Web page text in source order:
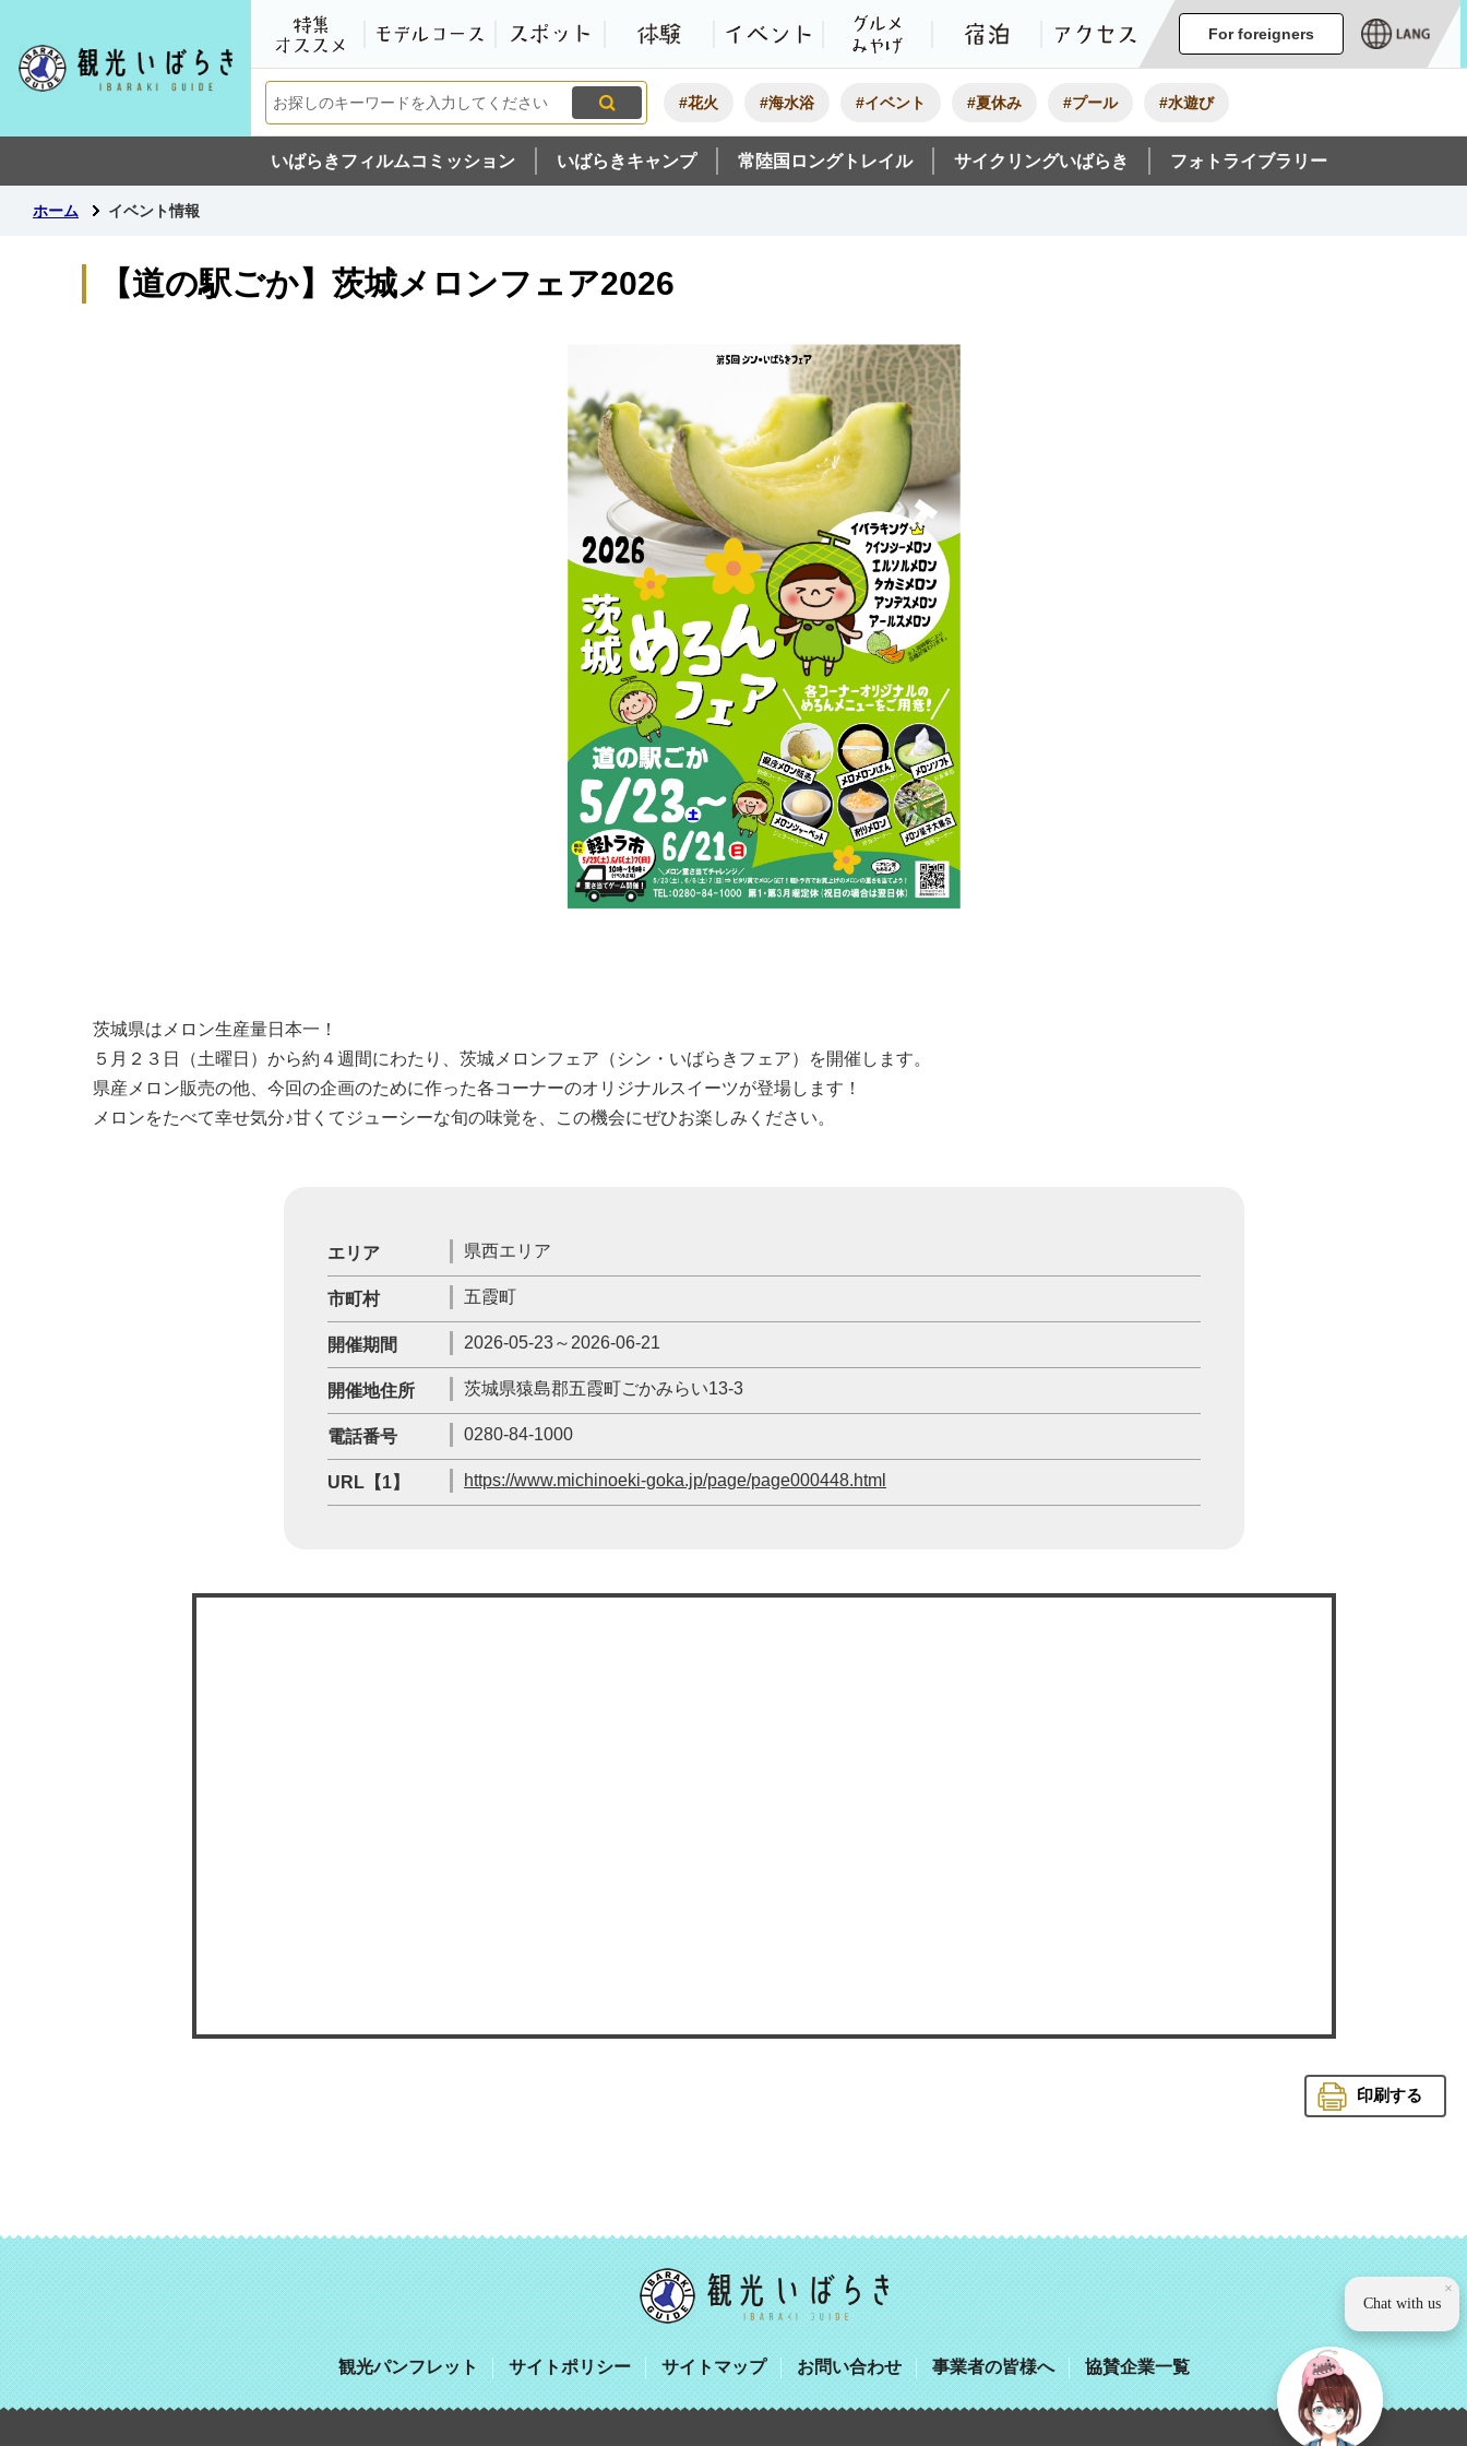
観光いばらき公式ホームページ
特集・オススメ
モデルコーススポット 体験 イベント グルメ・みやげ宿泊 アクセス
For foreigners
#花火 #海水浴 #イベント #夏休み #プール #水遊び
いばらきフィルムコミッション いばらきキャンプ 常陸国ロングトレイル サイクリングいばらき フォトライブラリー
ホーム イベント情報
【道の駅ごか】茨城メロンフェア2026
茨城県はメロン生産量日本一！
５月２３日（土曜日）から約４週間にわたり、茨城メロンフェア（シン・いばらきフェア）を開催します。
県産メロン販売の他、今回の企画のために作った各コーナーのオリジナルスイーツが登場します！
メロンをたべて幸せ気分♪甘くてジューシーな旬の味覚を、この機会にぜひお楽しみください。
エリア 県西エリア
市町村 五霞町
開催期間 2026-05-23～2026-06-21
開催地住所 茨城県猿島郡五霞町ごかみらい13-3
電話番号 0280-84-1000
URL【1】 https://www.michinoeki-goka.jp/page/page000448.html
印刷する
観光いば
観光パンフレット サイトポリシー サイトマップ お問い合わせ 事業者の皆様へ 協賛企業一覧
×
Chat with us